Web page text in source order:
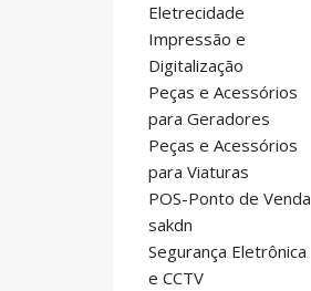
Eletrecidade
Impressão e
Digitalização
Peças e Acessórios
para Geradores
Peças e Acessórios
para Viaturas
POS-Ponto de Venda
sakdn
Segurança Eletrônica
e CCTV